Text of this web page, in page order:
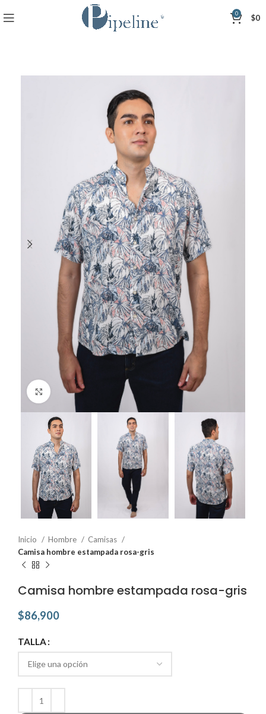
0 $0
Click to enlarge
Inicio Hombre
Camisas
Camisa hombre estampada rosa-gris
Camisa hombre estampada rosa-gris
$86,900
TALLA